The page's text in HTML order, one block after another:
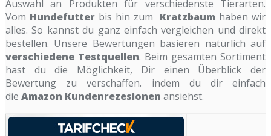
Auswahl an Produkten für verschiedenste Tierarten.
Vom Hundefutter bis hin zum Kratzbaum haben wir
alles. So kannst du ganz einfach vergleichen und direkt
bestellen. Unsere Bewertungen basieren natürlich auf
verschiedene Testquellen. Beim gesamten Sortiment
hast du die Möglichkeit, Dir einen Überblick der
Bewertung zu verschaffen. indem du dir einfach
die Amazon Kundenrezesionen ansiehst.